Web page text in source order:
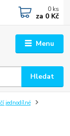
Menu
Hledat
0 ks
za 0 Kč
jednodílné